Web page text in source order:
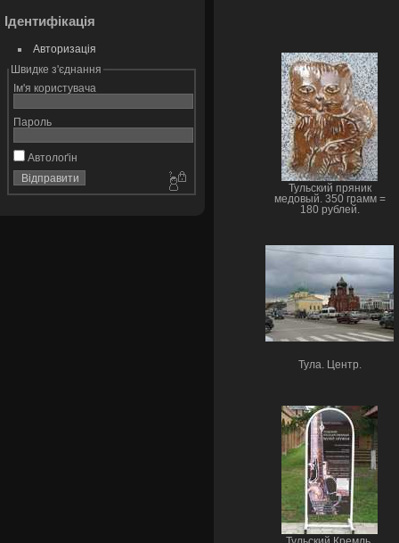
Ідентифікація
Авторизація
Швидке з'єднання
Ім'я користувача
Пароль
Автолоґін
Тульский пряник
медовый. 350 грамм =
180 рублей.
Тула. Центр.